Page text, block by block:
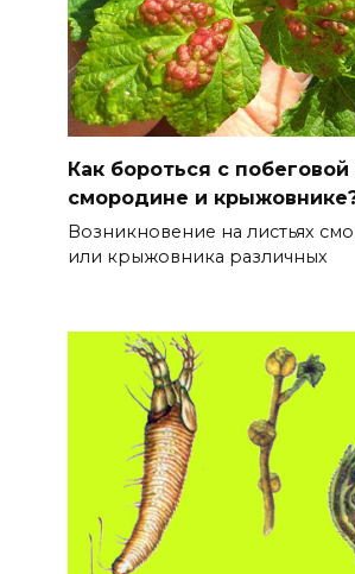
Как бороться с побеговой
смородине и
Возникновение на листьях
или крыжовника различных